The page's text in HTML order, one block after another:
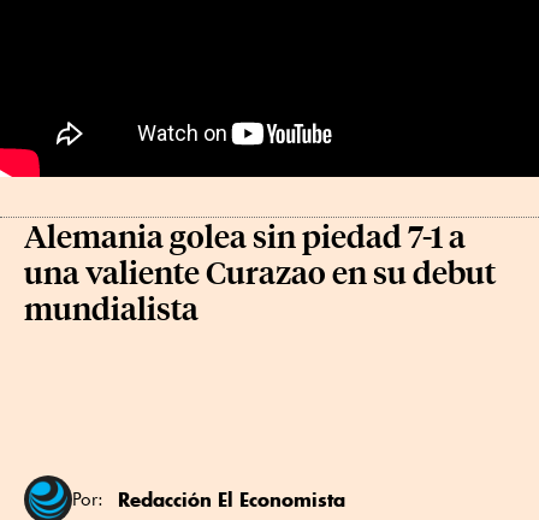
Alemania golea sin piedad 7-1 a
una valiente Curazao en su debut
mundialista
Por: Redacción El Economista